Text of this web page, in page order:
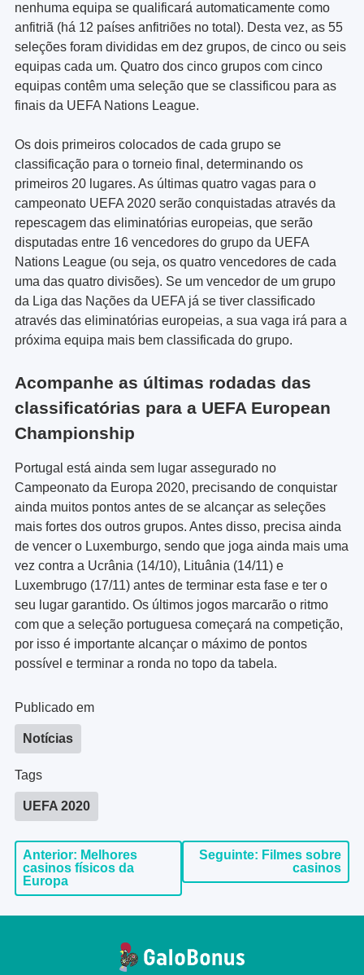
nenhuma equipa se qualificará automaticamente como
anfitriã (há 12 países anfitriões no total). Desta vez, as 55
seleções foram divididas em dez grupos, de cinco ou seis
equipas cada um. Quatro dos cinco grupos com cinco
equipas contêm uma seleção que se classificou para as
finais da UEFA Nations League.
Os dois primeiros colocados de cada grupo se
classificação para o torneio final, determinando os
primeiros 20 lugares. As últimas quatro vagas para o
campeonato UEFA 2020 serão conquistadas através da
repescagem das eliminatórias europeias, que serão
disputadas entre 16 vencedores do grupo da UEFA
Nations League (ou seja, os quatro vencedores de cada
uma das quatro divisões). Se um vencedor de um grupo
da Liga das Nações da UEFA já se tiver classificado
através das eliminatórias europeias, a sua vaga irá para a
próxima equipa mais bem classificada do grupo.
Acompanhe as últimas rodadas das
classificatórias para a UEFA European
Championship
Portugal está ainda sem lugar assegurado no
Campeonato da Europa 2020, precisando de conquistar
ainda muitos pontos antes de se alcançar as seleções
mais fortes dos outros grupos. Antes disso, precisa ainda
de vencer o Luxemburgo, sendo que joga ainda mais uma
vez contra a Ucrânia (14/10), Lituânia (14/11) e
Luxembrugo (17/11) antes de terminar esta fase e ter o
seu lugar garantido. Os últimos jogos marcarão o ritmo
com que a seleção portuguesa começará na competição,
por isso é importante alcançar o máximo de pontos
possível e terminar a ronda no topo da tabela.
Publicado em
Notícias
Tags
UEFA 2020
Navegação
de
artigos
Anterior: Melhores
casinos físicos da
Europa
Seguinte: Filmes sobre
casinos